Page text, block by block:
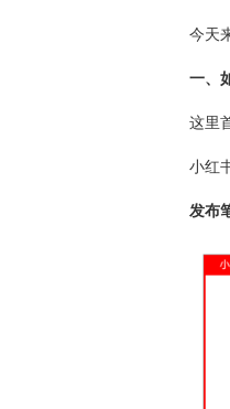
今天
一、
这里
小红
发布